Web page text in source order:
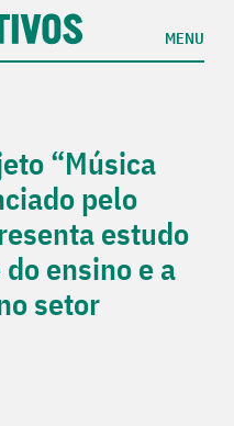
MENU
“Música
pelo
estudo
ensino e a
setor